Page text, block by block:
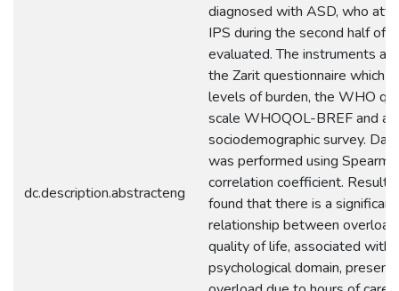
dc.description.abstracteng
diagnosed with ASD, who
IPS during the second half of
evaluated. The instruments
the Zarit questionnaire which
levels of burden, the WHO
scale WHOQOL-BREF and a
sociodemographic survey.
was performed using
correlation coefficient.
found that there is a significant
relationship between
quality of life, associated with
psychological domain,